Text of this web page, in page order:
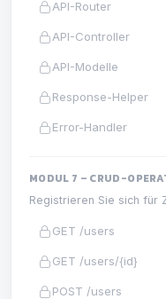
API-Router
API-Controller
API-Modelle
Response-Helper
Error-Handler
MODUL 7 – CRUD-
Registrieren Sie sich für
GET /users
GET /users/{id}
POST /users